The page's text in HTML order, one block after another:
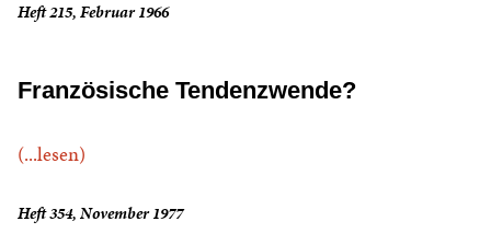
Heft 215, Februar 1966
Französische Tendenzwende?
(...lesen)
Heft 354, November 1977